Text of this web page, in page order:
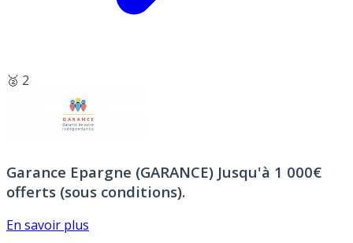
🥈 2
Garance Epargne (GARANCE) Jusqu'à 1 000€
offerts (sous conditions).
En savoir plus